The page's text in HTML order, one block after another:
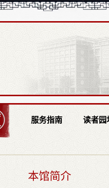
服务指南 读者园
本馆简介